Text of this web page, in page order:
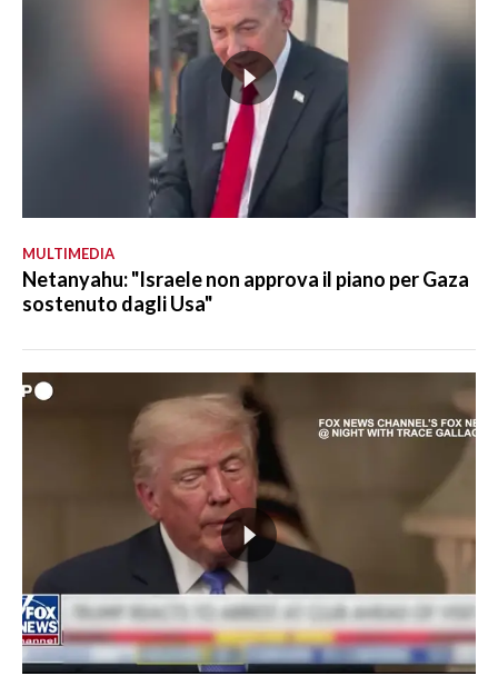
MULTIMEDIA
Netanyahu: "Israele non approva il piano per Gaza
sostenuto dagli Usa"